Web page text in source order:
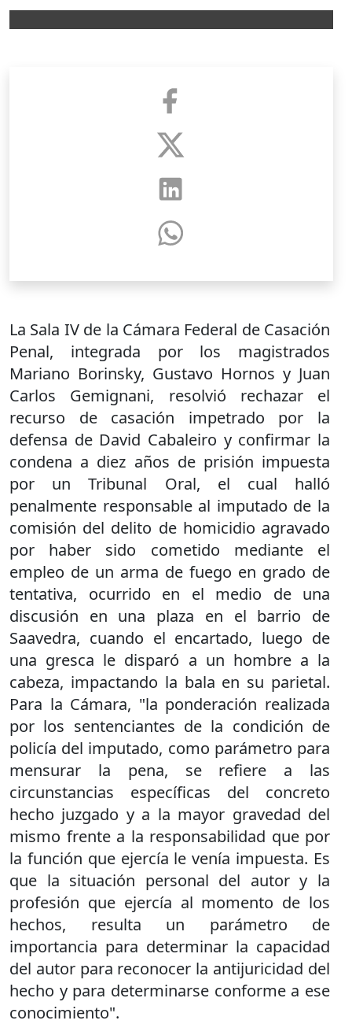
La Sala IV de la Cámara Federal de Casación
Penal, integrada por los magistrados
Mariano Borinsky, Gustavo Hornos y Juan
Carlos Gemignani, resolvió rechazar el
recurso de casación impetrado por la
defensa de David Cabaleiro y confirmar la
condena a diez años de prisión impuesta
por un Tribunal Oral, el cual halló
penalmente responsable al imputado de la
comisión del delito de homicidio agravado
por haber sido cometido mediante el
empleo de un arma de fuego en grado de
tentativa, ocurrido en el medio de una
discusión en una plaza en el barrio de
Saavedra, cuando el encartado, luego de
una gresca le disparó a un hombre a la
cabeza, impactando la bala en su parietal.
Para la Cámara, "la ponderación realizada
por los sentenciantes de la condición de
policía del imputado, como parámetro para
mensurar la pena, se refiere a las
circunstancias específicas del concreto
hecho juzgado y a la mayor gravedad del
mismo frente a la responsabilidad que por
la función que ejercía le venía impuesta. Es
que la situación personal del autor y la
profesión que ejercía al momento de los
hechos, resulta un parámetro de
importancia para determinar la capacidad
del autor para reconocer la antijuricidad del
hecho y para determinarse conforme a ese
conocimiento".